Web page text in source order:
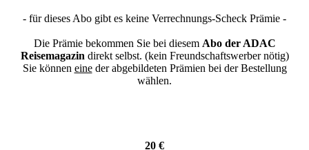
- für dieses Abo gibt es keine Verrechnungs-Scheck Prämie -
Die Prämie bekommen Sie bei diesem Abo der ADAC
Reisemagazin direkt selbst. (kein Freundschaftswerber nötig)
Sie können eineder abgebildeten Prämien bei der Bestellung
wählen.
20 €